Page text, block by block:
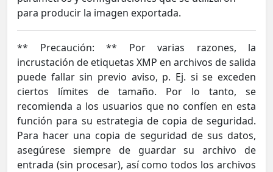
para producir la imagen exportada.
** Precaución: ** Por varias razones, la
incrustación de etiquetas XMP en archivos de salida
puede fallar sin previo aviso, p. Ej. si se exceden
ciertos límites de tamaño. Por lo tanto, se
recomienda a los usuarios que no confíen en esta
función para su estrategia de copia de seguridad.
Para hacer una copia de seguridad de sus datos,
asegúrese siempre de guardar su archivo de
entrada (sin procesar), así como todos los archivos